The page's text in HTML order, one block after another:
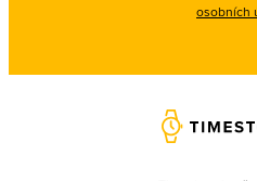
osobních